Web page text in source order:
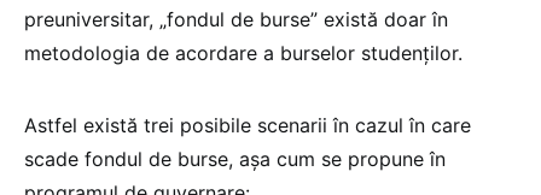
preuniversitar, „fondul de burse” există doar în
metodologia de acordare a burselor studenților.
Astfel există trei posibile scenarii în cazul în care
scade fondul de burse, așa cum se propune în